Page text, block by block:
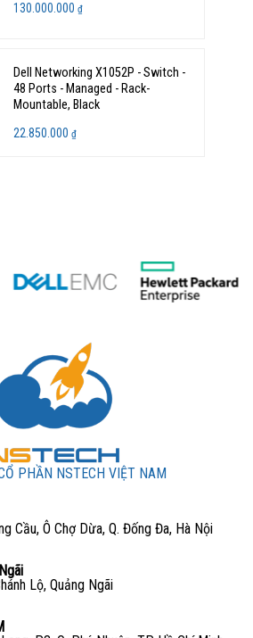
130.000.000₫
Dell Networking X1052P - Switch -
48 Ports - Managed - Rack-
Mountable, Black
22.850.000₫
PHẦN NSTECH VIỆT NAM
Cầu, Ô Chợ Dừa, Q. Đống Đa, Hà Nội
Lộ, Quảng Ngãi